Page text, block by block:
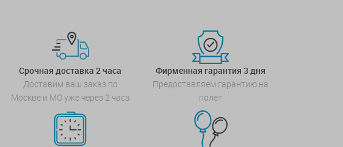
Срочная доставка 2 часа
Доставим ваш заказ по
Москве и МО уже через 2 часа
Фирменная гарантия 3 дня
Предоставляем гарантию на
полет